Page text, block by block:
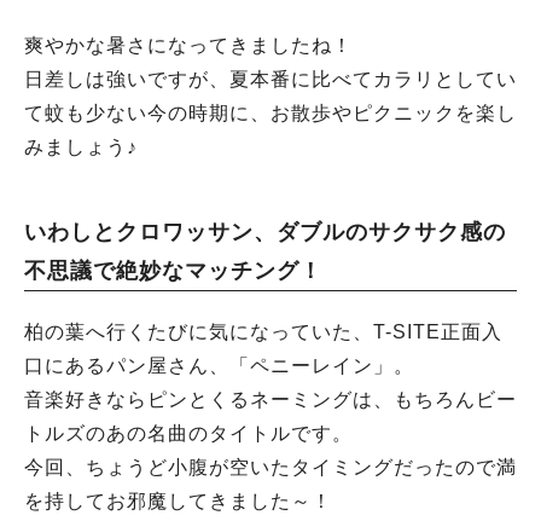
爽やかな暑さになってきましたね！
日差しは強いですが、夏本番に比べてカラリとしてい
て蚊も少ない今の時期に、お散歩やピクニックを楽し
みましょう♪
いわしとクロワッサン、ダブルのサクサク感の
不思議で絶妙なマッチング！
柏の葉へ行くたびに気になっていた、T-SITE正面入
口にあるパン屋さん、「ペニーレイン」。
音楽好きならピンとくるネーミングは、もちろんビー
トルズのあの名曲のタイトルです。
今回、ちょうど小腹が空いたタイミングだったので満
を持してお邪魔してきました～！